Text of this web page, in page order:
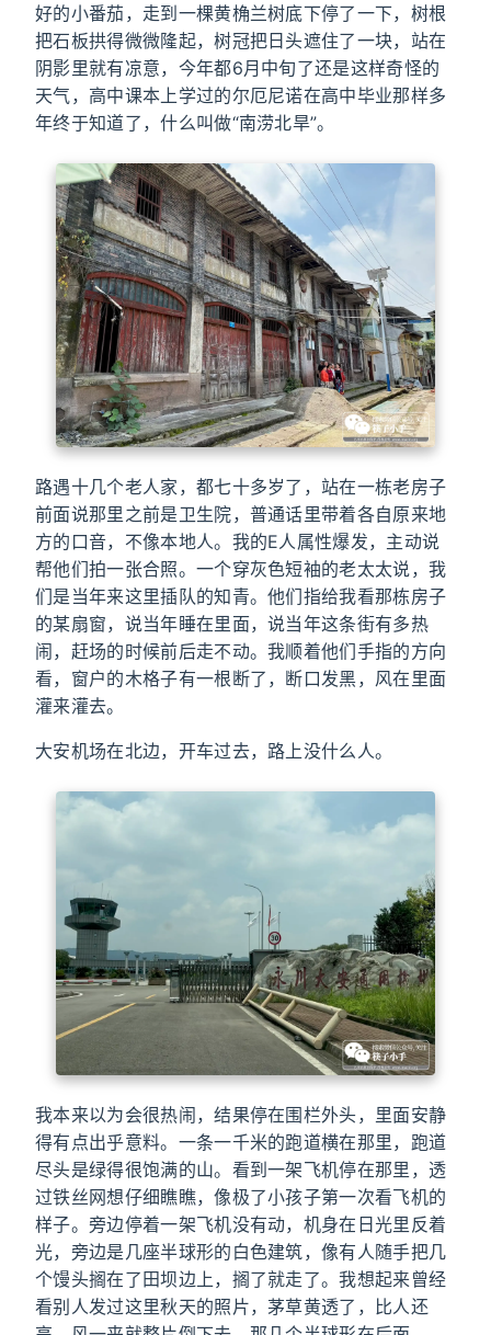
好的小番茄，走到一棵黄桷兰树底下停了一下，树根
把石板拱得微微隆起，树冠把日头遮住了一块，站在
阴影里就有凉意，今年都6月中旬了还是这样奇怪的
天气，高中课本上学过的尔厄尼诺在高中毕业那样多
年终于知道了，什么叫做“南涝北旱”。
路遇十几个老人家，都七十多岁了，站在一栋老房子
前面说那里之前是卫生院，普通话里带着各自原来地
方的口音，不像本地人。我的E人属性爆发，主动说
帮他们拍一张合照。一个穿灰色短袖的老太太说，我
们是当年来这里插队的知青。他们指给我看那栋房子
的某扇窗，说当年睡在里面，说当年这条街有多热
闹，赶场的时候前后走不动。我顺着他们手指的方向
看，窗户的木格子有一根断了，断口发黑，风在里面
灌来灌去。
大安机场在北边，开车过去，路上没什么人。
我本来以为会很热闹，结果停在围栏外头，里面安静
得有点出乎意料。一条一千米的跑道横在那里，跑道
尽头是绿得很饱满的山。看到一架飞机停在那里，透
过铁丝网想仔细瞧瞧，像极了小孩子第一次看飞机的
样子。旁边停着一架飞机没有动，机身在日光里反着
光，旁边是几座半球形的白色建筑，像有人随手把几
个馒头搁在了田坝边上，搁了就走了。我想起来曾经
看别人发过这里秋天的照片，茅草黄透了，比人还